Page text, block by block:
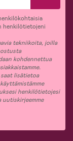
henkilötietojeni
tekniikoita, joilla
kohdennettua
lisätietoa
henkilötietojesi